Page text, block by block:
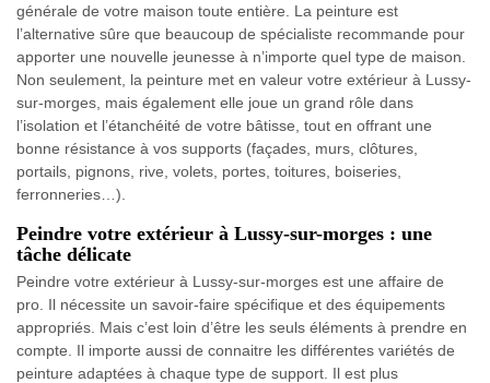
générale de votre maison toute entière. La peinture est
l’alternative sûre que beaucoup de spécialiste recommande pour
apporter une nouvelle jeunesse à n’importe quel type de maison.
Non seulement, la peinture met en valeur votre extérieur à Lussy-
sur-morges, mais également elle joue un grand rôle dans
l’isolation et l’étanchéité de votre bâtisse, tout en offrant une
bonne résistance à vos supports (façades, murs, clôtures,
portails, pignons, rive, volets, portes, toitures, boiseries,
ferronneries…).
Peindre votre extérieur à Lussy-sur-morges : une
tâche délicate
Peindre votre extérieur à Lussy-sur-morges est une affaire de
pro. Il nécessite un savoir-faire spécifique et des équipements
appropriés. Mais c’est loin d’être les seuls éléments à prendre en
compte. Il importe aussi de connaitre les différentes variétés de
peinture adaptées à chaque type de support. Il est plus